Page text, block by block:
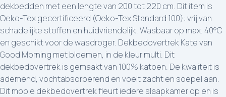
dekbedden met een lengte van 200 tot 220 cm. Dit item is
Oeko-Tex gecertificeerd (Oeko-Tex Standard 100): vrij van
schadelijke stoffen en huidvriendelijk. Wasbaar op max. 40°C
en geschikt voor de wasdroger. Dekbedovertrek Kate van
Good Morning met bloemen, in de kleur multi. Dit
dekbedovertrek is gemaakt van 100% katoen. De kwaliteit is
ademend, vochtabsorberend en voelt zacht en soepel aan.
Dit mooie dekbedovertrek fleurt iedere slaapkamer op en is